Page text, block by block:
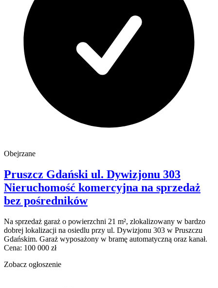
Obejrzane
Pruszcz Gdański ul. Dywizjonu 303
Nieruchomość komercyjna na sprzedaż
bez pośredników
Na sprzedaż garaż o powierzchni 21 m², zlokalizowany w bardzo
dobrej lokalizacji na osiedlu przy ul. Dywizjonu 303 w Pruszczu
Gdańskim. Garaż wyposażony w bramę automatyczną oraz kanał.
Cena: 100 000 zł
Zobacz ogłoszenie